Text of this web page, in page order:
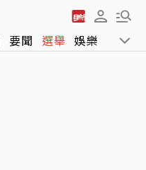
要聞 選舉 娛樂 運動